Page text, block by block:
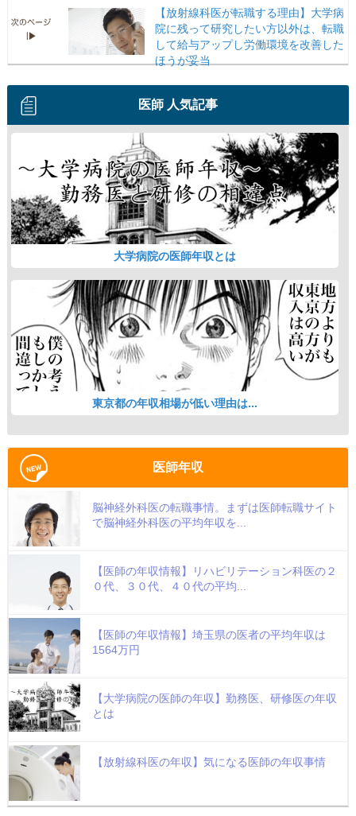
【放射線科医が転職する理由】大学病
院に残って研究したい方以外は、転職
して給与アップし労働環境を改善した
ほうが妥当
医師 人気記事
大学病院の医師年収とは
東京都の年収相場が低い理由は...
医師年収
脳神経外科医の転職事情。まずは医師転職サイト
で脳神経外科医の平均年収を...
【医師の年収情報】リハビリテーション科医の２
０代、３０代、４０代の平均...
【医師の年収情報】埼玉県の医者の平均年収は
1564万円
【大学病院の医師の年収】勤務医、研修医の年収
とは
【放射線科医の年収】気になる医師の年収事情